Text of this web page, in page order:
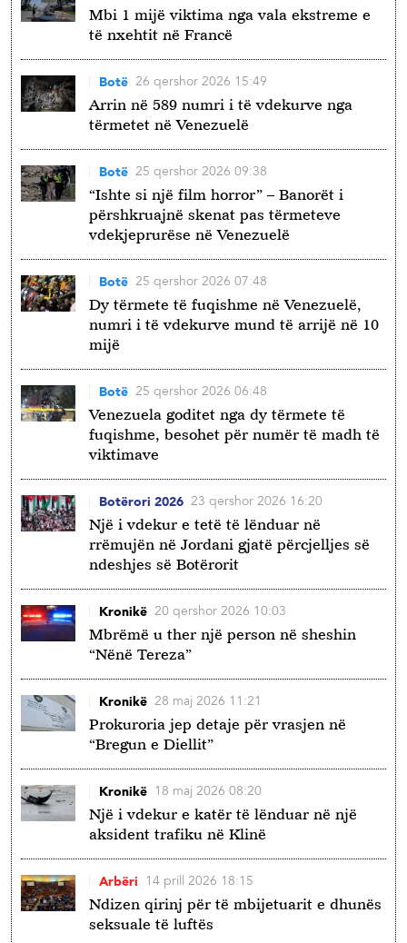
Mbi 1 mijë viktima nga vala ekstreme e
të nxehtit në Francë
Arrin në 589 numri i të vdekurve nga
tërmetet në Venezuelë
Botë 26 qershor 2026 15:49
“Ishte si një film horror” – Banorët i
përshkruajnë skenat pas tërmeteve
vdekjeprurëse në Venezuelë
Botë 25 qershor 2026 09:38
Dy tërmete të fuqishme në Venezuelë,
numri i të vdekurve mund të arrijë në 10
mijë
Botë 25 qershor 2026 07:48
Venezuela goditet nga dy tërmete të
fuqishme, besohet për numër të madh të
viktimave
Botë 25 qershor 2026 06:48
Një i vdekur e tetë të lënduar në
rrëmujën në Jordani gjatë përcjelljes së
ndeshjes së Botërorit
Botërori 2026 23 qershor 2026 16:20
Mbrëmë u ther një person në sheshin
“Nënë Tereza”
Kronikë 20 qershor 2026 10:03
Prokuroria jep detaje për vrasjen në
“Bregun e Diellit”
Kronikë 28 maj 2026 11:21
Një i vdekur e katër të lënduar në një
aksident trafiku në Klinë
Kronikë 18 maj 2026 08:20
Ndizen qirinj për të mbijetuarit e dhunës
seksuale të luftës
Arbëri 14 prill 2026 18:15